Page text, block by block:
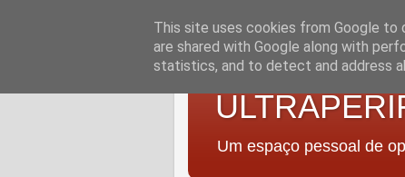
Um espaço pessoal de
This site uses cookies from Google to
are shared with Google along with
statistics, and to detect and address